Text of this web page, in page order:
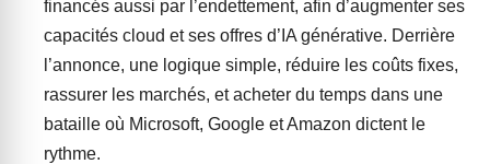
financés aussi par l’endettement, afin d’augmenter ses
capacités cloud et ses offres d’IA générative. Derrière
l’annonce, une logique simple, réduire les coûts fixes,
rassurer les marchés, et acheter du temps dans une
bataille où Microsoft, Google et Amazon dictent le
rythme.